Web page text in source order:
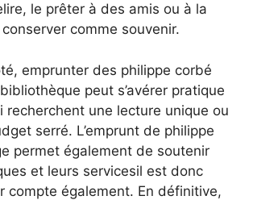
le prêter à des amis ou à la
comme souvenir.
emprunter des philippe corbé
peut s’avérer pratique
recherchent une lecture unique ou
serré. L’emprunt de philippe
permet également de soutenir
et leurs servicesil est donc
compte également. En définitive,